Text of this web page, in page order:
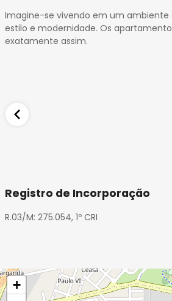
Imagine-se vivendo em um
estilo e modernidade. Os
exatamente assim.
Registro de Incorporação
R.03/M: 275.054, 1º CRI
+